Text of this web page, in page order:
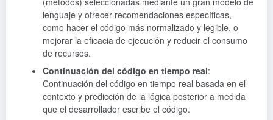
lenguaje y ofrecer recomendaciones específicas,
como hacer el código más normalizado y legible, o
mejorar la eficacia de ejecución y reducir el consumo
de recursos.
Continuación del código en tiempo real:
Continuación del código en tiempo real basada en el
contexto y predicción de la lógica posterior a medida
que el desarrollador escribe el código.